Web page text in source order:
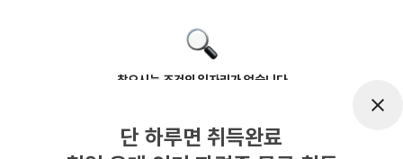
찾으시는 조건의 일자리가 없습니다
단 하루면 취득완료